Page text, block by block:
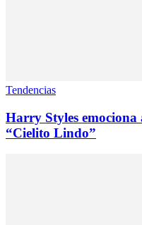
Tendencias
Harry Styles
“Cielito Lindo”